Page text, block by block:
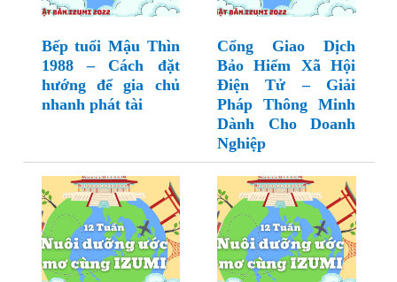
Bếp tuổi Mậu Thìn
1988 – Cách đặt
hướng để gia chủ
nhanh phát tài
Cổng Giao Dịch
Bảo Hiểm Xã Hội
Điện Tử – Giải
Pháp Thông Minh
Dành Cho Doanh
Nghiệp